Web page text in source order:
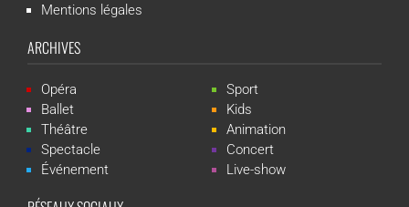
Mentions légales
ARCHIVES
Opéra
Ballet
Théâtre
Spectacle
Événement
Sport
Kids
Animation
Concert
Live-show